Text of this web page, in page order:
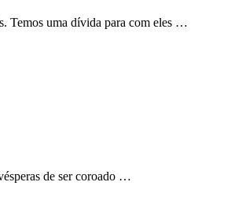
Temos uma dívida para com eles …
de ser coroado …